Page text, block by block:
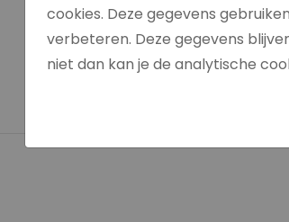
cookies. Deze gegevens
verbeteren. Deze gegevens
niet dan kan je de analytische